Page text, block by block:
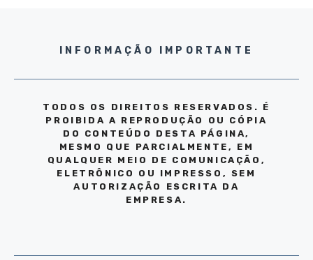
INFORMAÇÃO IMPORTANTE
TODOS OS DIREITOS RESERVADOS. É
PROIBIDA A REPRODUÇÃO OU CÓPIA
DO CONTEÚDO DESTA PÁGINA,
MESMO QUE PARCIALMENTE, EM
QUALQUER MEIO DE COMUNICAÇÃO,
ELETRÔNICO OU IMPRESSO, SEM
AUTORIZAÇÃO ESCRITA DA
EMPRESA.